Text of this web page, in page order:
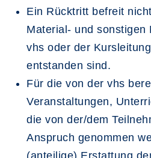
Ein Rücktritt befreit
Material- und sonstigen
vhs oder der
entstanden sind.
Für die von der vhs
Veranstaltungen,
die von der/dem
Anspruch genommen
(anteilige) Erstattung